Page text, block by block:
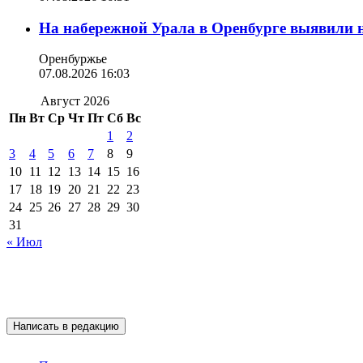
На набережной Урала в Оренбурге выявили
Оренбуржье
07.08.2026 16:03
Август 2026
Пн Вт Ср Чт Пт Сб Вс
1
2
3
4 5 6 7 8
9
10 11 12 13 14 15 16
17 18 19 20 21 22 23
24 25 26 27 28 29 30
31
« Июл
Написать в редакцию